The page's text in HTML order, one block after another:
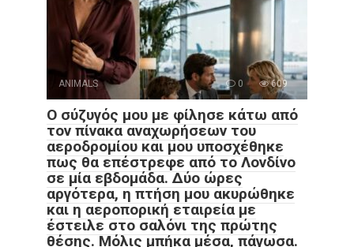
ANIMALS 0 609
Ο σύζυγός μου με φίλησε κάτω από
τον πίνακα αναχωρήσεων του
αεροδρομίου και μου υποσχέθηκε
πως θα επέστρεφε από το Λονδίνο
σε μία εβδομάδα. Δύο ώρες
αργότερα, η πτήση μου ακυρώθηκε
και η αεροπορική εταιρεία με
έστειλε στο σαλόνι της πρώτης
θέσης. Μόλις μπήκα μέσα, πάγωσα.